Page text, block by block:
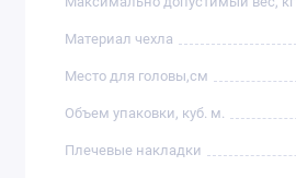
Материал чехла
Место для головы,см
Объем упаковки, куб. м.
Плечевые накладки